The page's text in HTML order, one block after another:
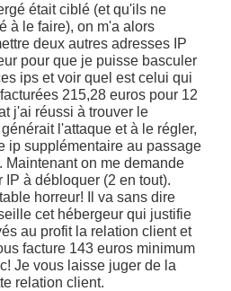
était ciblé (et qu'ils ne
à le faire), on m'a alors
deux autres adresses IP
pour que je puisse basculer
ips et voir quel est celui qui
215,28 euros pour 12
j'ai réussi à trouver le
l'attaque et à le régler,
ip supplémentaire au passage
Maintenant on me demande
IP à débloquer (2 en tout).
horreur! Il va sans dire
cet hébergeur qui justifie
au profit la relation client et
facture 143 euros minimum
Je vous laisse juger de la
relation client.